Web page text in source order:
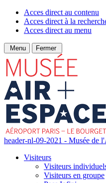
Acces direct au contenu
Acces direct à la
Acces direct au menu
Menu Fermer
header-nl-09-2021 - Musée de
Visiteurs
Visiteurs
Visiteurs en groupe